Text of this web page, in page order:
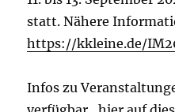
statt. Nähere
https://kkleine.de/
Infos zu